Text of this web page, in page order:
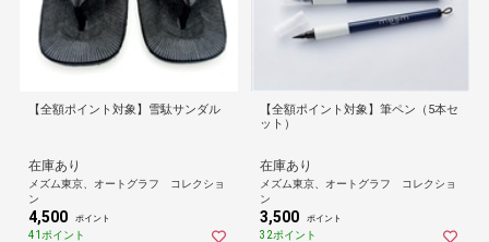
【全額ポイント対象】雪駄サンダル
在庫あり
メズム東京、オートグラフ コレクショ
ン
4,500 ポイント
41ポイント
【全額ポイント対象】筆ペン（5本セ
ット）
在庫あり
メズム東京、オートグラフ コレクショ
ン
3,500 ポイント
32ポイント